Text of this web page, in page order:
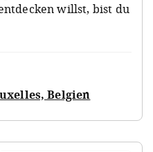
willst, bist du
Belgien